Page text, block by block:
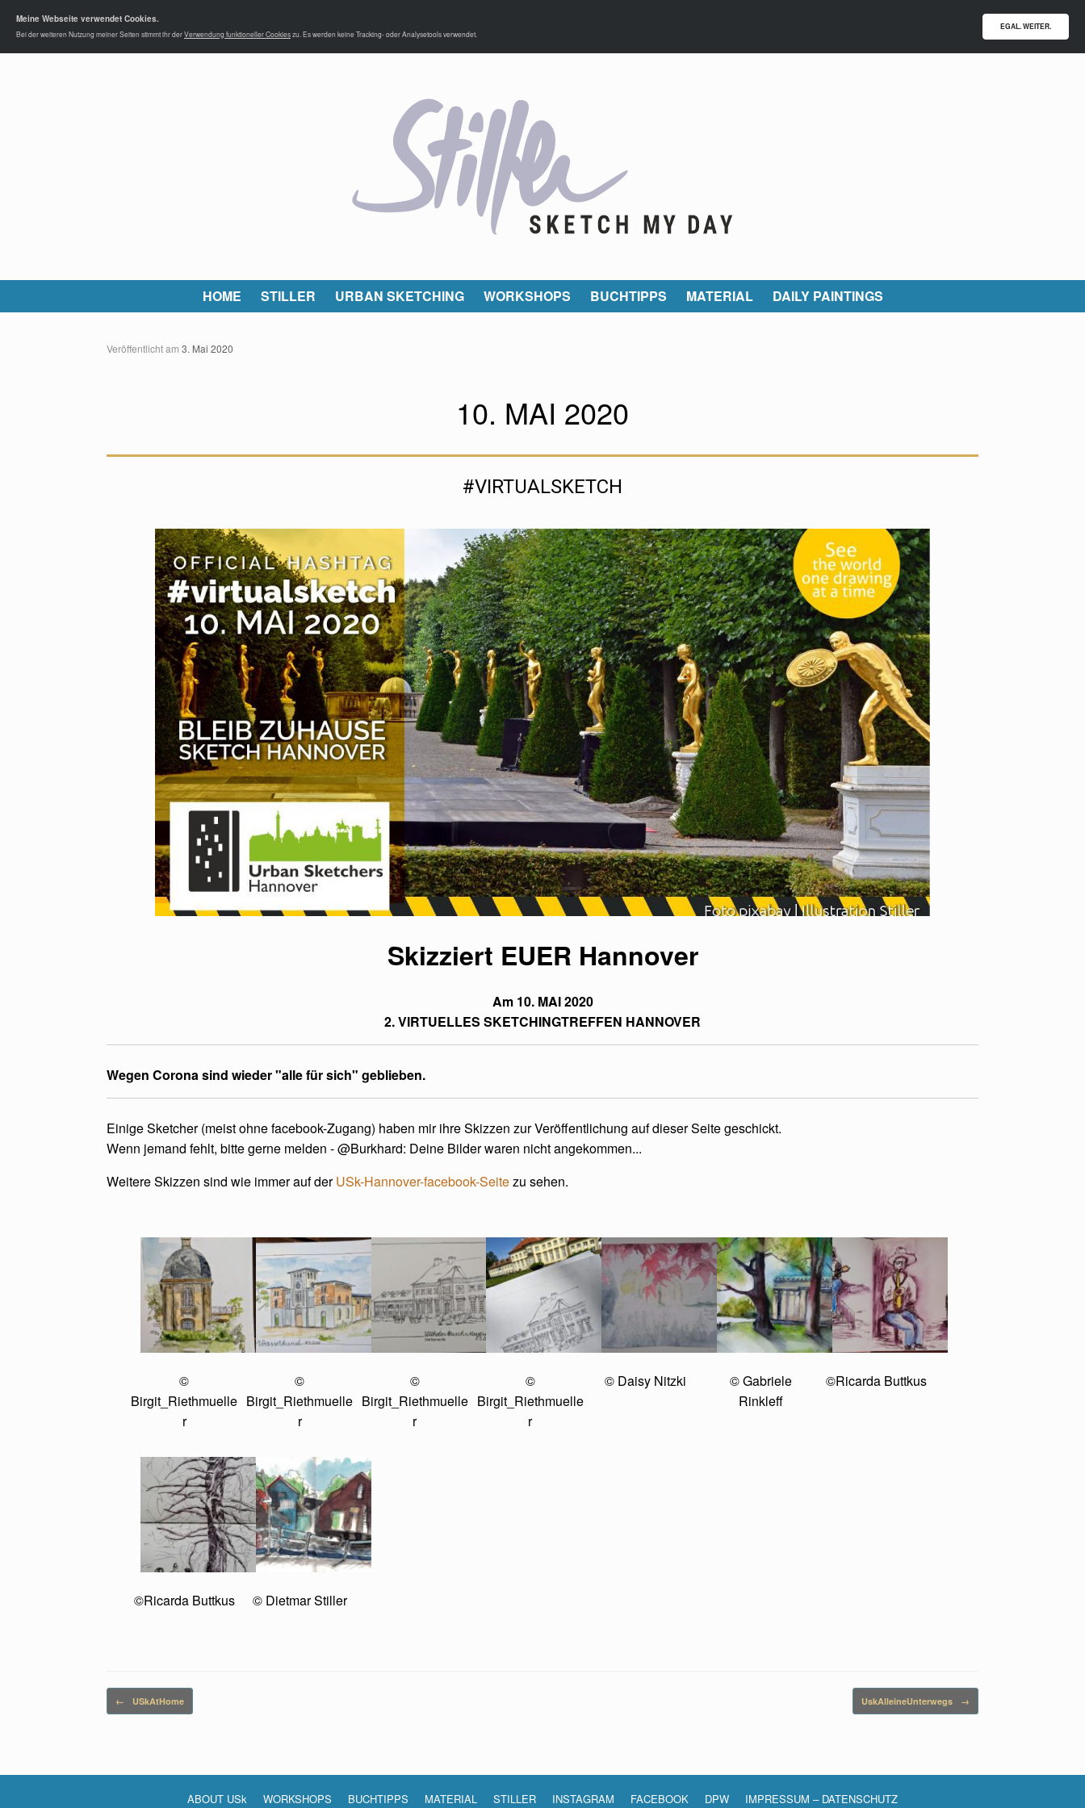
HOME STILLER URBAN SKETCHING WORKSHOPS BUCHTIPPS MATERIAL DAILY PAINTINGS
Veröffentlicht am 3. Mai 2020
10. MAI 2020
#VIRTUALSKETCH
Skizziert EUER Hannover
Am 10. MAI 2020
2. VIRTUELLES SKETCHINGTREFFEN HANNOVER
Wegen Corona sind wieder "alle für sich" geblieben.
Einige Sketcher (meist ohne facebook-Zugang) haben mir ihre Skizzen zur Veröffentlichung auf dieser Seite geschickt.
Wenn jemand fehlt, bitte gerne melden - @Burkhard: Deine Bilder waren nicht angekommen...
Weitere Skizzen sind wie immer auf derUSk-Hannover-facebook-Seitezu sehen.
©
Birgit_Riethmuelle
r
©
Birgit_Riethmuelle
r
©
Birgit_Riethmuelle
r
©
Birgit_Riethmuelle
r
© Daisy Nitzki
© Gabriele
Rinkleff
©Ricarda Buttkus
©Ricarda Buttkus © Dietmar Stiller
Beitragsnavigation
← USkAtHome UskAlleineUnterwegs →
ABOUT USk WORKSHOPS BUCHTIPPS MATERIAL STILLER INSTAGRAM FACEBOOK DPW IMPRESSUM – DATENSCHUTZ
Meine Webseite verwendet Cookies.
Bei der weiteren Nutzung meiner Seiten stimmt ihr derVerwendung funktioneller Cookieszu. Es werden keine Tracking- oder Analysetools verwendet.
EGAL. WEITER.